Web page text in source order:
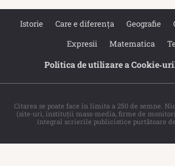
Istorie Care e diferența Geografie
Expresii
Matematica
Politica de utilizare a
Citarea se poate face în limita a 250 de semne.
(site-uri, instituţii mass-media, firme de
integral scrierile publicistice purtătoare